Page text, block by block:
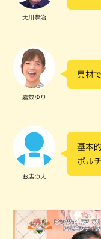
大川豊治
嘉数ゆり
具材
お店の人
基本
ポル